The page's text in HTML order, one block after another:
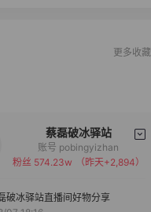
更多收藏
蔡磊破冰驿站
备注
分组
账号 pobingyizhan
粉丝 574.23w
（昨天+2,894）
破冰驿站直播间好物分享